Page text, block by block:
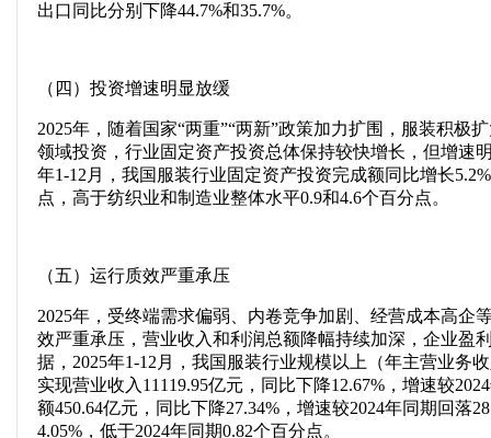
出口同比分别下降44.7%和35.7%。
（四）投资增速明显放缓
2025年，随着国家“两重”“两新”政策加力扩围，服装积极
领域投资，行业固定资产投资总体保持较快增长，但增速
年1-12月，我国服装行业固定资产投资完成额同比增长
点，高于纺织业和制造业整体水平0.9和4.6个百分点。
（五）运行质效严重承压
2025年，受终端需求偏弱、内卷竞争加剧、经营成本高企
效严重承压，营业收入和利润总额降幅持续加深，企业盈
据，2025年1-12月，我国服装行业规模以上（年主营业务
实现营业收入11119.95亿元，同比下降12.67%，增速较
额450.64亿元，同比下降27.34%，增速较2024年同期回落
4.05%，低于2024年同期0.82个百分点。